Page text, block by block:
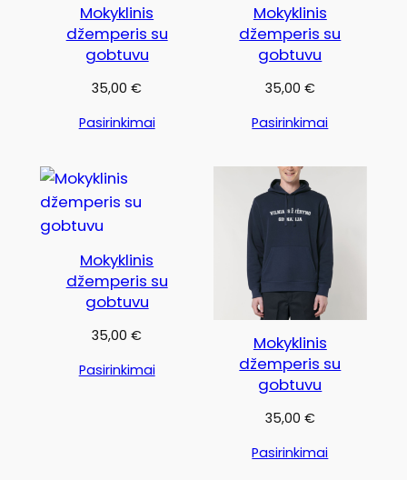
Mokyklinis
džemperis su
gobtuvu
35,00€
Pasirinkimai
Mokyklinis
džemperis su
gobtuvu
35,00 €
Pasirinkimai
Mokyklinis
džemperis su
gobtuvu
35,00€
Pasirinkimai
Mokyklinis
džemperis su
gobtuvu
35,00 €
Pasirinkimai